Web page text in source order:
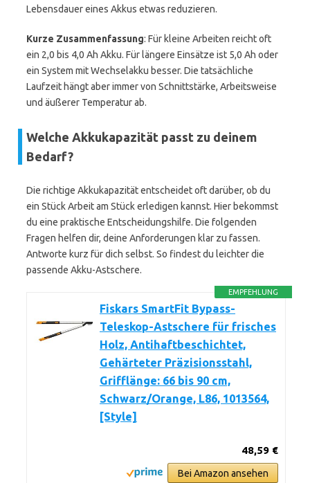
Lebensdauer eines Akkus etwas reduzieren.
Kurze Zusammenfassung: Für kleine Arbeiten reicht oft
ein 2,0 bis 4,0 Ah Akku. Für längere Einsätze ist 5,0 Ah oder
ein System mit Wechselakku besser. Die tatsächliche
Laufzeit hängt aber immer von Schnittstärke, Arbeitsweise
und äußerer Temperatur ab.
Welche Akkukapazität passt zu deinem
Bedarf?
Die richtige Akkukapazität entscheidet oft darüber, ob du
ein Stück Arbeit am Stück erledigen kannst. Hier bekommst
du eine praktische Entscheidungshilfe. Die folgenden
Fragen helfen dir, deine Anforderungen klar zu fassen.
Antworte kurz für dich selbst. So findest du leichter die
passende Akku-Astschere.
EMPFEHLUNG
Fiskars SmartFit Bypass-
Teleskop-Astschere für frisches
Holz, Antihaftbeschichtet,
Gehärteter Präzisionsstahl,
Grifflänge: 66 bis 90 cm,
Schwarz/Orange, L86, 1013564,
[Style]
48,59 €
Bei Amazon ansehen